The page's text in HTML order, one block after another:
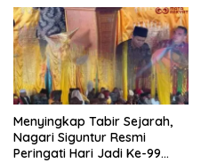
Menyingkap Tabir Sejarah,
Nagari Siguntur Resmi
Peringati Hari Jadi Ke-99